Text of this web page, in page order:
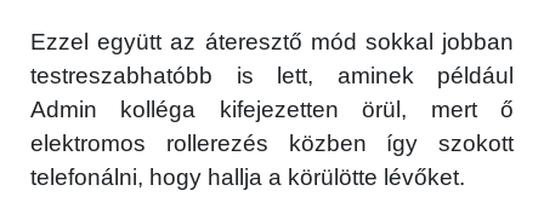
Ezzel együtt az áteresztő mód sokkal jobban
testreszabhatóbb is lett, aminek például
Admin kolléga kifejezetten örül, mert ő
elektromos rollerezés közben így szokott
telefonálni, hogy hallja a körülötte lévőket.